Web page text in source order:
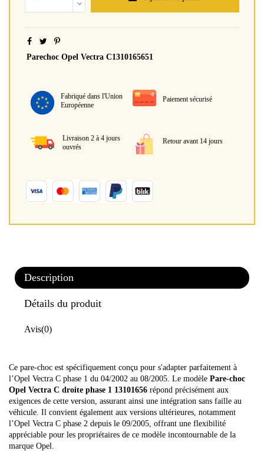
Parechoc Opel Vectra C1310165651
Fabriqué dans l'Union
Européenne
Paiement sécurisé
Livraison 2 à 4 jours
ouvrés
Retour avant 14 jours
Description
Détails du produit
Avis(0)
Ce pare-choc est spécifiquement conçu pour s'adapter parfaitement à
l’Opel Vectra C phase 1 du 04/2002 au 08/2005. Le modèle Pare-choc
Opel Vectra C droite phase 1 13101656 répond précisément aux
exigences de cette version, assurant ainsi une intégration sans faille au
véhicule. Il convient également aux versions ultérieures, notamment
l’Opel Vectra C phase 2 depuis le 09/2005, offrant une flexibilité
appréciable pour les propriétaires de ce modèle incontournable de la
marque Opel.